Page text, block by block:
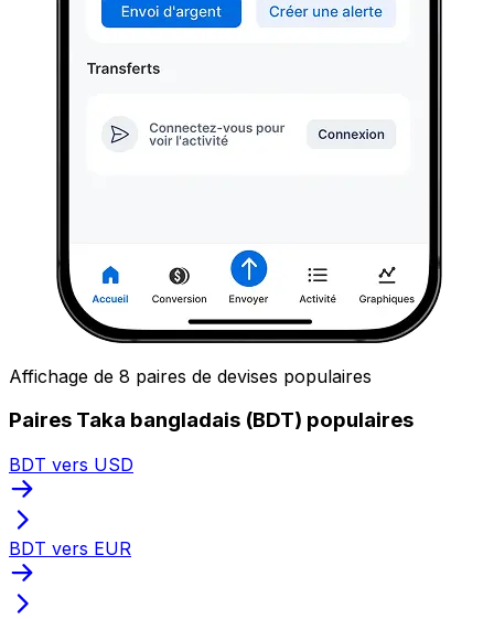
Affichage de 8 paires de devises populaires
Paires Taka bangladais (BDT) populaires
BDT vers USD
BDT vers EUR